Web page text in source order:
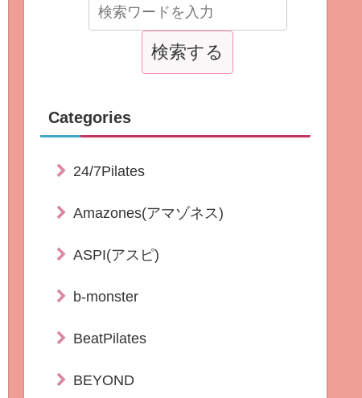
Categories
24/7Pilates
Amazones(アマゾネス)
ASPI(アスピ)
b-monster
BeatPilates
BEYOND